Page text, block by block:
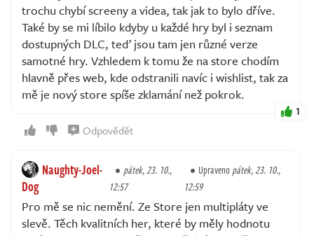
trochu chybí screeny a videa, tak jak to bylo dříve.
Také by se mi líbilo kdyby u každé hry byl i seznam
dostupných DLC, teď jsou tam jen různé verze
samotné hry. Vzhledem k tomu že na store chodím
hlavně přes web, kde odstranili navíc i wishlist, tak za
mě je nový store spíše zklamání než pokrok.
1
Odpovědět
Naughty-Joel-
Dog
pátek, 23. 10.,
12:57
Upravenopátek, 23. 10.,
12:59
Pro mě se nic nemění. Ze Store jen multipláty ve
slevě. Těch kvalitních her, které by měly hodnotu